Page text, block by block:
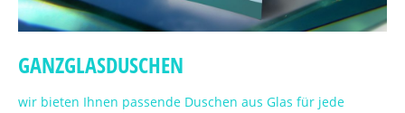
GANZGLASDUSCHEN
wir bieten Ihnen passende Duschen aus Glas für jede